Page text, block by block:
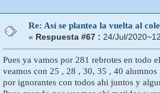
Re: Así se plantea la vuelta al
« Respuesta #67 : 24/Jul/
Pues ya vamos por 281 rebrotes en todo
veamos con 25 , 28 , 30, 35 , 40
por ignorantes con todos ahi juntos y